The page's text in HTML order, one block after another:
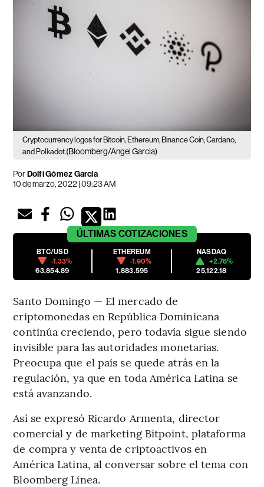
Cryptocurrency logos for Bitcoin, Ethereum, Binance Coin, Cardano,
and Polkadot.(Bloomberg/Angel Garcia)
PorDolfi Gómez García
10 de marzo, 2022 | 09:23 AM
ÚLTIMAS COTIZACIONES
BTC/USD
-1.33%
63,854.89
ETHEREUM
-1.90%
1,883.595
NASDAQ
+2.78%
25,122.18
Santo Domingo — El mercado de
criptomonedas en República Dominicana
continúa creciendo, pero todavía sigue siendo
invisible para las autoridades monetarias.
Preocupa que el país se quede atrás en la
regulación, ya que en toda América Latina se
está avanzando.
Así se expresó Ricardo Armenta, director
comercial y de marketing Bitpoint, plataforma
de compra y venta de criptoactivos en
América Latina, al conversar sobre el tema con
Bloomberg Línea.